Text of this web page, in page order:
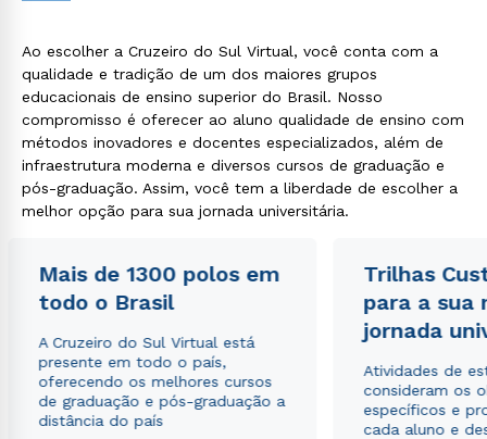
Ao escolher a Cruzeiro do Sul Virtual, você conta com a
qualidade e tradição de um dos maiores grupos
educacionais de ensino superior do Brasil. Nosso
compromisso é oferecer ao aluno qualidade de ensino com
métodos inovadores e docentes especializados, além de
infraestrutura moderna e diversos cursos de graduação e
pós-graduação. Assim, você tem a liberdade de escolher a
melhor opção para sua jornada universitária.
Mais de 1300 polos em
todo o Brasil
A Cruzeiro do Sul Virtual está
presente em todo o país,
oferecendo os melhores cursos
de graduação e pós-graduação a
distância do país
Trilhas
para a sua
jornada
Atividades de
consideram os
específicos e
cada aluno e